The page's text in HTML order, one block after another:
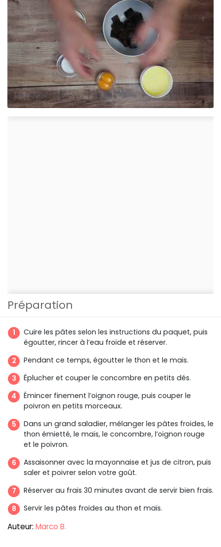
Préparation
Cuire les pâtes selon les instructions du paquet, puis
égoutter, rincer à l’eau froide et réserver.
Pendant ce temps, égoutter le thon et le maïs.
Éplucher et couper le concombre en petits dés.
Émincer finement l’oignon rouge, puis couper le
poivron en petits morceaux.
Dans un grand saladier, mélanger les pâtes froides, le
thon émietté, le maïs, le concombre, l’oignon rouge
et le poivron.
Assaisonner avec la mayonnaise et jus de citron, puis
saler et poivrer selon votre goût.
Réserver au frais 30 minutes avant de servir bien frais.
Servir les pâtes froides au thon et maïs.
Auteur: Marco B.